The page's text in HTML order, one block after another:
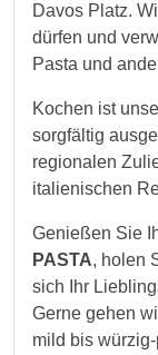
Davos Platz.
dürfen und
Pasta und
Kochen ist
sorgfältig
regionalen
italienischen
Genießen Sie
PASTA, holen
sich Ihr
Gerne gehen
mild bis